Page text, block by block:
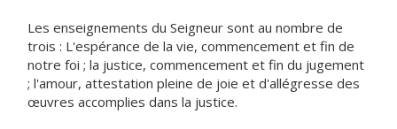
Les enseignements du Seigneur sont au nombre de
trois : L'espérance de la vie, commencement et fin de
notre foi ; la justice, commencement et fin du jugement
; l'amour, attestation pleine de joie et d'allégresse des
œuvres accomplies dans la justice.